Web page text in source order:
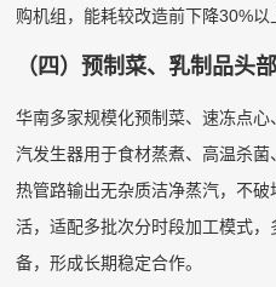
购机组，能耗较改造前下降30%以
（四）预制菜、乳制品头
华南多家规模化预制菜、速冻点
汽发生器用于食材蒸煮、高温杀
热管路输出无杂质洁净蒸汽，不
活，适配多批次分时段加工模式
备，形成长期稳定合作。